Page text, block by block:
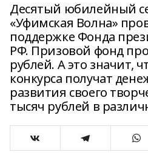
Десятый юбилейный
«Уфимская Волна»
поддержке Фонда
РФ. Призовой фонд
рублей. А это значит,
конкурса получат
развития своего
тысяч рублей в